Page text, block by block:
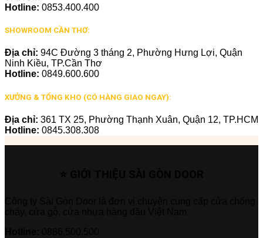
Hotline: 0853.400.400
SHOWROOM CẦN THƠ:
Địa chỉ: 94C Đường 3 tháng 2, Phường Hưng Lợi, Quận
Ninh Kiều, TP.Cần Thơ
Hotline: 0849.600.600
XƯỞNG & TỔNG KHO (CÓ HÀNG GIAO NGAY):
Địa chỉ: 361 TX 25, Phường Thạnh Xuân, Quận 12, TP.HCM
Hotline: 0845.308.308